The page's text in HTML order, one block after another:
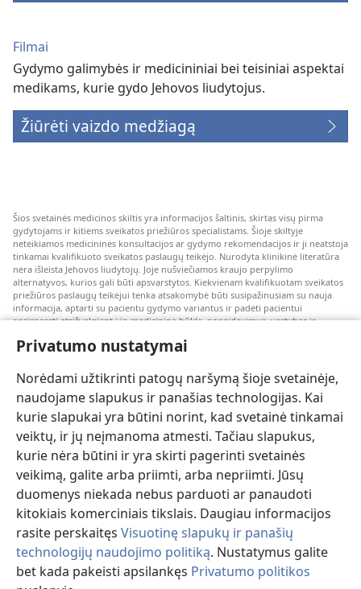
Privatumo nustatymai
Norėdami užtikrinti patogų naršymą šioje svetainėje,
naudojame slapukus ir panašias technologijas. Kai
kurie slapukai yra būtini norint, kad svetainė tinkamai
veiktų, ir jų neįmanoma atmesti. Tačiau slapukus,
kurie nėra būtini ir yra skirti pagerinti svetainės
veikimą, galite arba priimti, arba nepriimti. Jūsų
duomenys niekada nebus parduoti ar panaudoti
kitokiais komerciniais tikslais. Daugiau informacijos
rasite perskaitęs Visuotinę slapukų ir panašių
technologijų naudojimo politiką. Nustatymus galite
bet kada pakeisti apsilankęs Privatumo politikos
Filmai
Gydymo galimybės ir medicininiai bei teisiniai aspektai
medikams, kurie gydo Jehovos liudytojus.
Žiūrėti vaizdo medžiagą
Šios svetainės medicinos skiltis yra informacijos šaltinis, skirtas visų pirma
gydytojams ir kitiems sveikatos priežiūros specialistams. Šioje skiltyje
neteikiamos medicininės konsultacijos ar gydymo rekomendacijos ir ji neatstoja
tinkamai kvalifikuoto sveikatos paslaugų teikėjo. Nurodyta klinikinė literatūra
nėra išleista Jehovos liudytojų. Joje nušviečiamos kraujo perpylimo
alternatyvos, kurios gali būti apsvarstytos. Kiekvienam kvalifikuotam sveikatos
priežiūros paslaugų teikėjui tenka atsakomybė būti susipažinusiam su nauja
informacija, aptarti su pacientu gydymo variantus ir padėti pacientui
apsispręsti atsižvelgiant į jo medicininę būklę, pageidavimus, vertybes ir
netinkamos arba nepriimtinos.
į gydytoją arba kitą kvalifikuotą sveikatos priežiūros specialistą. Jeigu įtariate,
kad sergate, apsilankykite pas gydytoją.
Šios svetainės naudojimą reglamentuoja jos naudojimo sąlygos.
Pasirinkite režimą
Copyright© 2026 Watch Tower Bible and Tract Society of Pennsylvania.
NAUDOJIMOSI SVETAINE SĄLYGOS